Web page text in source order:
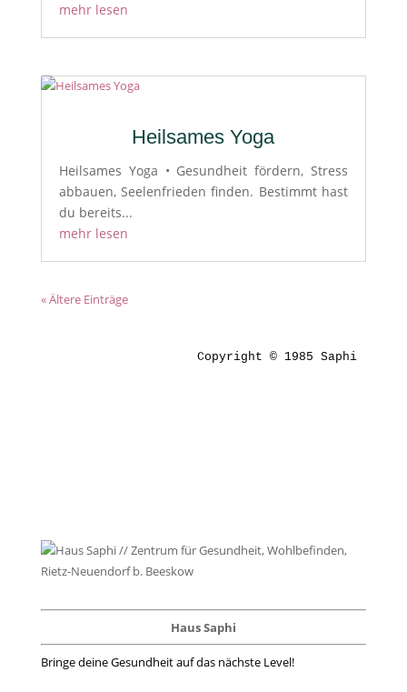
mehr lesen
Heilsames Yoga
Heilsames Yoga • Gesundheit fördern, Stress
abbauen, Seelenfrieden finden. Bestimmt hast
du bereits...
mehr lesen
« Ältere Einträge
Copyright © 1985 Saphi
Haus Saphi
Bringe deine Gesundheit auf das nächste Level!